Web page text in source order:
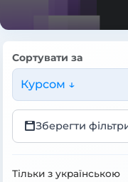
Сортувати за
Курсом ↓
Зберегти
Тільки з українською